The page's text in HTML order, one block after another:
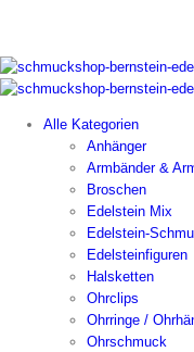
Alle Kategorien
Anhänger
Armbänder &
Broschen
Edelstein Mix
Edelstein-
Edelsteinfiguren
Halsketten
Ohrclips
Ohrringe /
Ohrschmuck